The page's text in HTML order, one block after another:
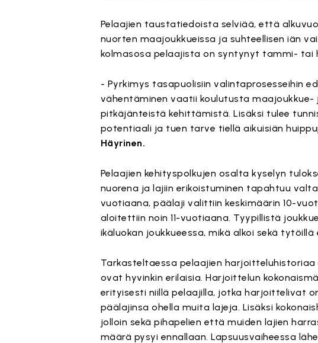
Pelaajien taustatiedoista selviää, että
nuorten maajoukkueissa ja suhteellisen iän
kolmasosa pelaajista on syntynyt tammi- tai
- Pyrkimys tasapuolisiin valintaprosesseihin
vähentäminen vaatii koulutusta maajoukkue-
pitkäjänteistä kehittämistä. Lisäksi tulee
potentiaali ja tuen tarve tiellä aikuisiän
Häyrinen.
Pelaajien kehityspolkujen osalta kyselyn
nuorena ja lajiin erikoistuminen tapahtuu
vuotiaana, päälaji valittiin keskimäärin 10-
aloitettiin noin 11-vuotiaana. Tyypillistä
ikäluokan joukkueessa, mikä alkoi sekä
Tarkasteltaessa pelaajien
ovat hyvinkin erilaisia. Harjoittelun
erityisesti niillä pelaajilla, jotka harjoittelivat
päälajinsa ohella muita lajeja. Lisäksi
jolloin sekä pihapelien että muiden lajien
määrä pysyi ennallaan. Lapsuusvaiheessa